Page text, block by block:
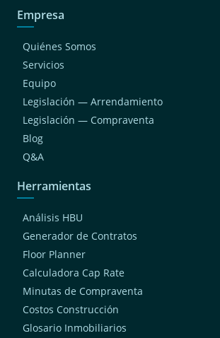
Empresa
Quiénes Somos
Servicios
Equipo
Legislación — Arrendamiento
Legislación — Compraventa
Blog
Q&A
Herramientas
Análisis HBU
Generador de Contratos
Floor Planner
Calculadora Cap Rate
Minutas de Compraventa
Costos Construcción
Glosario Inmobiliarios